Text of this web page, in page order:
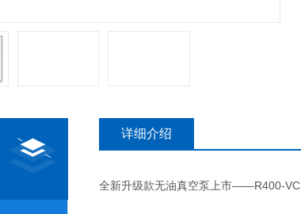
详细介绍
全新升级款无油真空泵上市——R400-VC